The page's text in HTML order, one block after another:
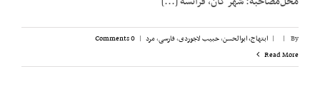
By
|
| ابتهاج، ابوالحسن,حبیب لاجوردی,فارسی,مرد |
0 Comments
Read More